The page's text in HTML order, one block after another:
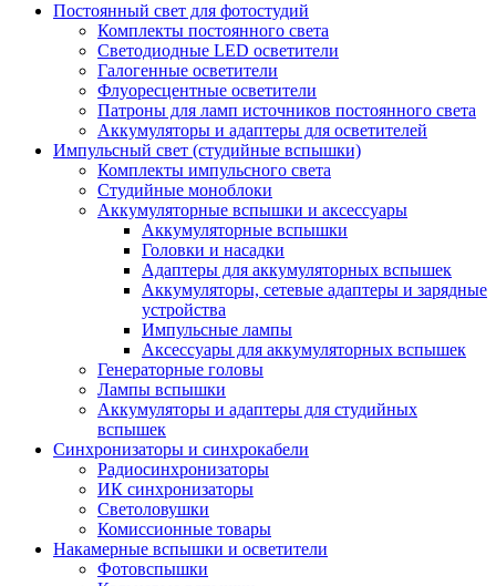
Постоянный свет для фотостудий
Комплекты постоянного света
Светодиодные LED осветители
Галогенные осветители
Флуоресцентные осветители
Патроны для ламп источников постоянного света
Аккумуляторы и адаптеры для осветителей
Импульсный свет (студийные вспышки)
Комплекты импульсного света
Студийные моноблоки
Аккумуляторные вспышки и аксессуары
Аккумуляторные вспышки
Головки и насадки
Адаптеры для аккумуляторных вспышек
Аккумуляторы, сетевые адаптеры и зарядные
устройства
Импульсные лампы
Аксессуары для аккумуляторных вспышек
Генераторные головы
Лампы вспышки
Аккумуляторы и адаптеры для студийных
вспышек
Синхронизаторы и синхрокабели
Радиосинхронизаторы
ИК синхронизаторы
Светоловушки
Комиссионные товары
Накамерные вспышки и осветители
Фотовспышки